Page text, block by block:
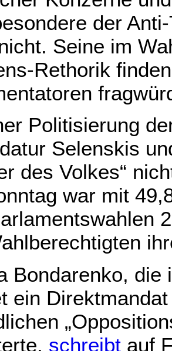
der
Seine im
Rethorik
Politisierung
Selenskis
des Volkes“
war mit
Bondarenko,
ein
schreibt auf